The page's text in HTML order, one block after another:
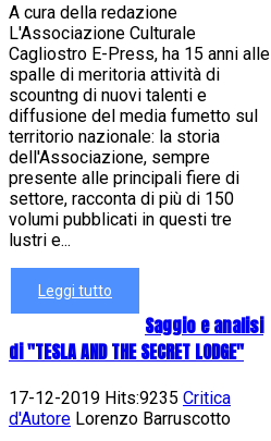
A cura della redazione
L'Associazione Culturale
Cagliostro E-Press, ha 15 anni alle
spalle di meritoria attività di
scountng di nuovi talenti e
diffusione del media fumetto sul
territorio nazionale: la storia
dell'Associazione, sempre
presente alle principali fiere di
settore, racconta di più di 150
volumi pubblicati in questi tre
lustri e...
Leggi tutto
Saggio e analisi
di "TESLA AND THE SECRET LODGE"
17-12-2019 Hits:9235 Critica
d'Autore Lorenzo Barruscotto